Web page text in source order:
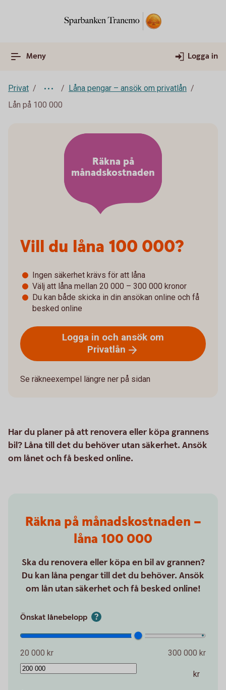
Meny Logga in
Privat
Låna pengar – ansök om privatlån
Lån på 100 000
Vill du låna­­ 100 000?
Ingen säkerhet krävs för att låna
Välj att låna mellan 20 000 – 300 000 kronor
Du kan både skicka in din ansökan online och få
besked online
Logga in och ansök om
Privatlån
Se räkneexempel längre ner på sidan
Räkna på
månadskostnaden
Har du planer på att renovera eller köpa grannens
bil? Låna till det du behöver utan säkerhet. Ansök
om lånet och få besked online.
Räkna på månadskostnaden –
låna 100 000
Ska du renovera eller köpa en bil av grannen?
Du kan låna pengar till det du behöver. Ansök
om lån utan säkerhet och få besked online!
Önskat lånebelopp
20 000 kr 300 000 kr
kr